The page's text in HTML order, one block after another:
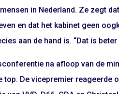
in Nederland. Ze zegt
en dat het kabinet geen
aan de hand is. “Dat is beter
na afloop van de
top. De vicepremier reageerde